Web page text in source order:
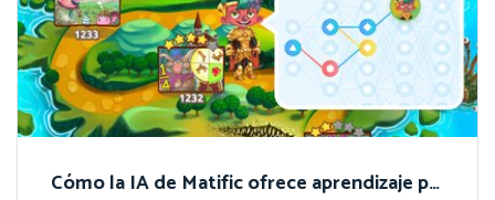
Cómo la IA de Matific ofrece aprendizaje pe